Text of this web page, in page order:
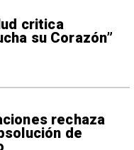
critica
su Corazón”
rechaza
de